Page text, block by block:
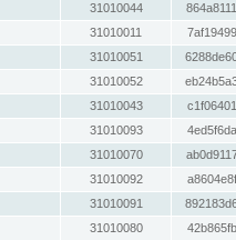
31010044
31010011
31010051
31010052
31010043
31010093
31010070
31010092
31010091
31010080